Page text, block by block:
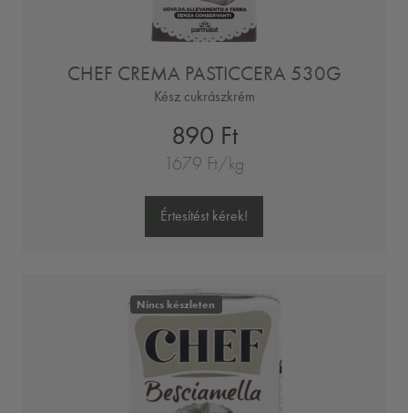
CHEF CREMA PASTICCERA 530G
Kész cukrászkrém
890 Ft
1679 Ft/kg
Értesítést kérek!
Nincs készleten